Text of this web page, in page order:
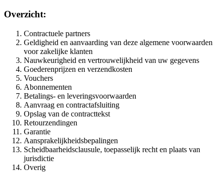
Overzicht:
Contractuele partners
Geldigheid en aanvaarding van deze algemene voorwaarden
voor zakelijke klanten
Nauwkeurigheid en vertrouwelijkheid van uw gegevens
Goederenprijzen en verzendkosten
Vouchers
Abonnementen
Betalings- en leveringsvoorwaarden
Aanvraag en contractafsluiting
Opslag van de contracttekst
Retourzendingen
Garantie
Aansprakelijkheidsbepalingen
Scheidbaarheidsclausule, toepasselijk recht en plaats van
jurisdictie
Overig